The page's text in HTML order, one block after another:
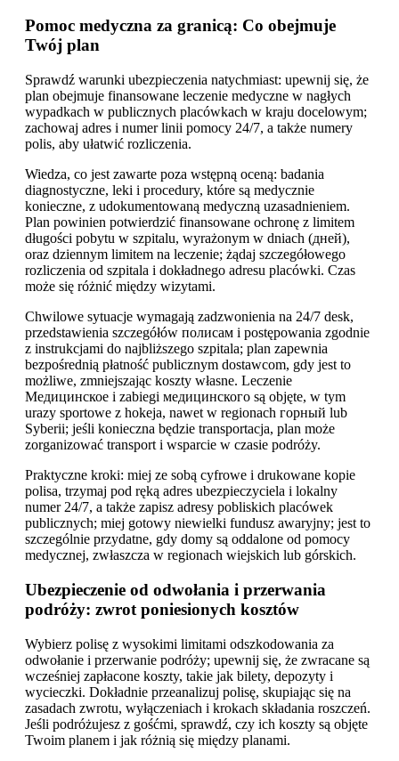
Pomoc medyczna za granicą: Co obejmuje
Twój plan
Sprawdź warunki ubezpieczenia natychmiast: upewnij się, że
plan obejmuje finansowane leczenie medyczne w nagłych
wypadkach w publicznych placówkach w kraju docelowym;
zachowaj adres i numer linii pomocy 24/7, a także numery
polis, aby ułatwić rozliczenia.
Wiedza, co jest zawarte poza wstępną oceną: badania
diagnostyczne, leki i procedury, które są medycznie
konieczne, z udokumentowaną medyczną uzasadnieniem.
Plan powinien potwierdzić finansowane ochronę z limitem
długości pobytu w szpitalu, wyrażonym w dniach (дней),
oraz dziennym limitem na leczenie; żądaj szczegółowego
rozliczenia od szpitala i dokładnego adresu placówki. Czas
może się różnić między wizytami.
Chwilowe sytuacje wymagają zadzwonienia na 24/7 desk,
przedstawienia szczegółów полисам i postępowania zgodnie
z instrukcjami do najbliższego szpitala; plan zapewnia
bezpośrednią płatność publicznym dostawcom, gdy jest to
możliwe, zmniejszając koszty własne. Leczenie
Медицинское i zabiegi медицинского są objęte, w tym
urazy sportowe z hokeja, nawet w regionach горный lub
Syberii; jeśli konieczna będzie transportacja, plan może
zorganizować transport i wsparcie w czasie podróży.
Praktyczne kroki: miej ze sobą cyfrowe i drukowane kopie
polisa, trzymaj pod ręką adres ubezpieczyciela i lokalny
numer 24/7, a także zapisz adresy pobliskich placówek
publicznych; miej gotowy niewielki fundusz awaryjny; jest to
szczególnie przydatne, gdy domy są oddalone od pomocy
medycznej, zwłaszcza w regionach wiejskich lub górskich.
Ubezpieczenie od odwołania i przerwania
podróży: zwrot poniesionych kosztów
Wybierz polisę z wysokimi limitami odszkodowania za
odwołanie i przerwanie podróży; upewnij się, że zwracane są
wcześniej zapłacone koszty, takie jak bilety, depozyty i
wycieczki. Dokładnie przeanalizuj polisę, skupiając się na
zasadach zwrotu, wyłączeniach i krokach składania roszczeń.
Jeśli podróżujesz z gośćmi, sprawdź, czy ich koszty są objęte
Twoim planem i jak różnią się między planami.